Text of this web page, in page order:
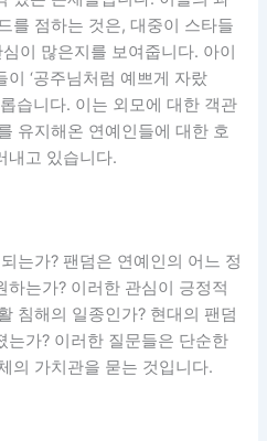
를 점하는 것은, 대중이 스타들
심이 많은지를 보여줍니다. 아이
‘공주님처럼 예쁘게 자랐
습니다. 이는 외모에 대한 객관
유지해온 연예인들에 대한 호
내고 있습니다.
는가? 팬덤은 연예인의 어느 정
하는가? 이러한 관심이 긍정적
침해의 일종인가? 현대의 팬덤
는가? 이러한 질문들은 단순한
의 가치관을 묻는 것입니다.